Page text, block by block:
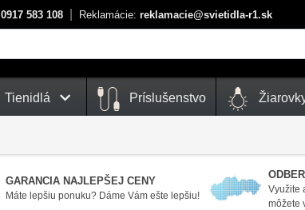
0917 583 108 Reklamácie: reklamacie@svietidla-r1.sk
Tienidlá Príslušenstvo
GARANCIA NAJLEPŠEJ CENY
Máte lepšiu ponuku? Dáme Vám ešte lepšiu!
Využite
môžete